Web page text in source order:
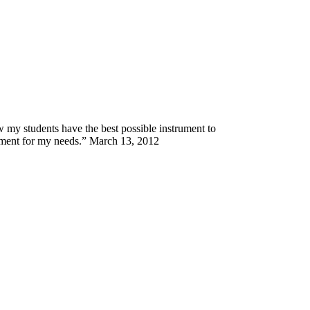
students have the best possible instrument to
for my needs.” March 13, 2012